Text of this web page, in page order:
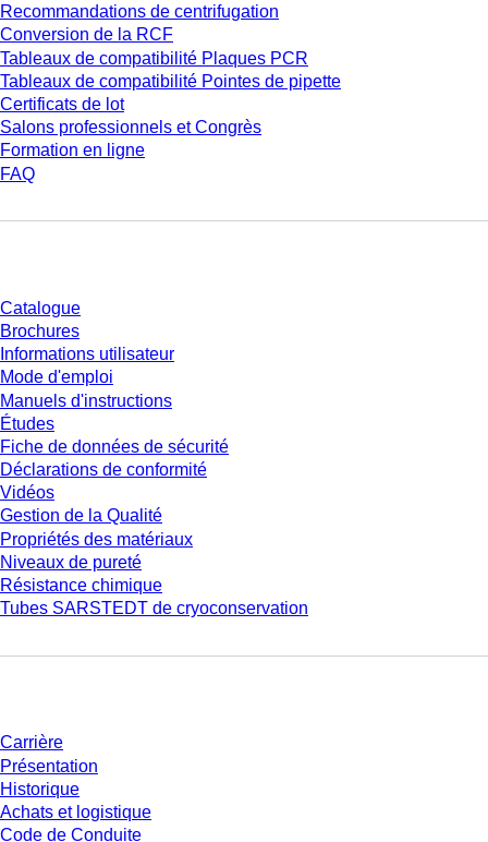
Recommandations de centrifugation
Conversion de la RCF
Tableaux de compatibilité Plaques PCR
Tableaux de compatibilité Pointes de pipette
Certificats de lot
Salons professionnels et Congrès
Formation en ligne
FAQ
Catalogue
Brochures
Informations utilisateur
Mode d'emploi
Manuels d'instructions
Études
Fiche de données de sécurité
Déclarations de conformité
Vidéos
Gestion de la Qualité
Propriétés des matériaux
Niveaux de pureté
Résistance chimique
Tubes SARSTEDT de cryoconservation
Carrière
Présentation
Historique
Achats et logistique
Code de Conduite